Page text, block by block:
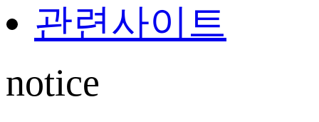
관련사이트
notice